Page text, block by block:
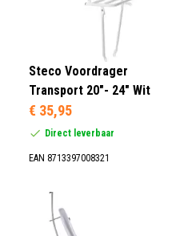
Steco Voordrager
Transport 20"- 24" Wit
€ 35,95
Direct leverbaar
EAN 8713397008321